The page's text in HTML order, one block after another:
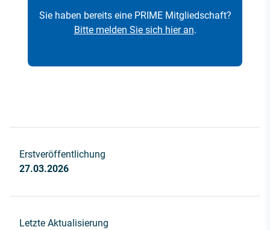
Sie haben bereits eine PRIME Mitgliedschaft?
Bitte melden Sie sich hier an.
Erstveröffentlichung
27.03.2026
Letzte Aktualisierung